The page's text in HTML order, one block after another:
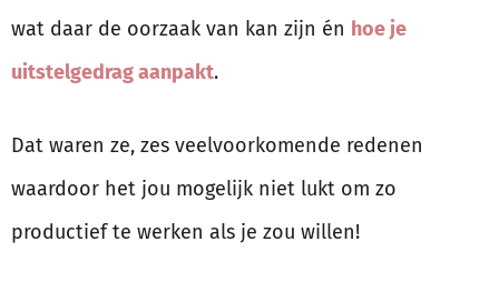
wat daar de oorzaak van kan zijn én hoe je
uitstelgedrag aanpakt.
Dat waren ze, zes veelvoorkomende redenen
waardoor het jou mogelijk niet lukt om zo
productief te werken als je zou willen!